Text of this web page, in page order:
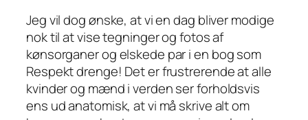
Jeg vil dog ønske, at vi en dag bliver modige
nok til at vise tegninger og fotos af
kønsorganer og elskede par i en bog som
Respekt drenge! Det er frustrerende at alle
kvinder og mænd i verden ser forholdsvis
ens ud anatomisk, at vi må skrive alt om